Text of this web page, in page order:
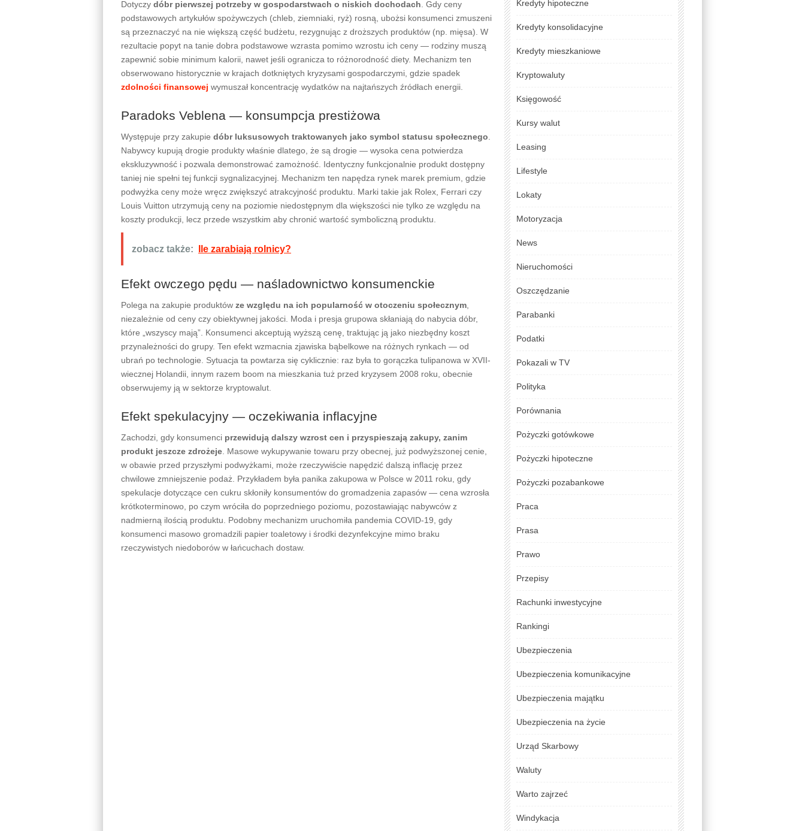
Dotyczy dóbr pierwszej potrzeby w gospodarstwach o niskich dochodach . Gdy ceny
podstawowych artykułów spożywczych (chleb, ziemniaki, ryż) rosną, ubożsi konsumenci zmuszeni
są przeznaczyć na nie większą część budżetu, rezygnując z droższych produktów (np. mięsa). W
rezultacie popyt na tanie dobra podstawowe wzrasta pomimo wzrostu ich ceny — rodziny muszą
zapewnić sobie minimum kalorii, nawet jeśli ogranicza to różnorodność diety. Mechanizm ten
obserwowano historycznie w krajach dotkniętych kryzysami gospodarczymi, gdzie spadek
zdolności finansowej wymuszał koncentrację wydatków na najtańszych źródłach energii.
Paradoks Veblena — konsumpcja prestiżowa
Występuje przy zakupie dóbr luksusowych traktowanych jako symbol statusu społecznego
Nabywcy kupują drogie produkty właśnie dlatego, że są drogie — wysoka cena potwierdza
ekskluzywność i pozwala demonstrować zamożność. Identyczny funkcjonalnie produkt dostępny
taniej nie spełni tej funkcji sygnalizacyjnej. Mechanizm ten napędza rynek marek premium, gdzie
podwyżka ceny może wręcz zwiększyć atrakcyjność produktu. Marki takie jak Rolex, Ferrari czy
Louis Vuitton utrzymują ceny na poziomie niedostępnym dla większości nie tylko ze względu na
koszty produkcji, lecz przede wszystkim aby chronić wartość symboliczną produktu.
zobacz także: Ile zarabiają rolnicy?
Efekt owczego pędu — naśladownictwo konsumenckie
Polega na zakupie produktów ze względu na ich popularność w otoczeniu społecznym
niezależnie od ceny czy obiektywnej jakości. Moda i presja grupowa skłaniają do nabycia dóbr,
które „wszyscy mają”. Konsumenci akceptują wyższą cenę, traktując ją jako niezbędny koszt
przynależności do grupy. Ten efekt wzmacnia zjawiska bąbelkowe na różnych rynkach — od
ubrań po technologie. Sytuacja ta powtarza się cyklicznie: raz była to gorączka tulipanowa w XVII-
wiecznej Holandii, innym razem boom na mieszkania tuż przed kryzysem 2008 roku, obecnie
obserwujemy ją w sektorze kryptowalut.
Efekt spekulacyjny — oczekiwania inflacyjne
Zachodzi, gdy konsumenci przewidują dalszy wzrost cen i przyspieszają zakupy, zanim
produkt jeszcze zdrożeje . Masowe wykupywanie towaru przy obecnej, już podwyższonej cenie,
w obawie przed przyszłymi podwyżkami, może rzeczywiście napędzić dalszą inflację przez
chwilowe zmniejszenie podaż. Przykładem była panika zakupowa w Polsce w 2011 roku, gdy
spekulacje dotyczące cen cukru skłoniły konsumentów do gromadzenia zapasów — cena wzrosła
krótkoterminowo, po czym wróciła do poprzedniego poziomu, pozostawiając nabywców z
nadmierną ilością produktu. Podobny mechanizm uruchomiła pandemia COVID-19, gdy
konsumenci masowo gromadzili papier toaletowy i środki dezynfekcyjne mimo braku
rzeczywistych niedoborów w łańcuchach dostaw.
Kredyty hipoteczne
Kredyty konsolidacyjne
Kredyty mieszkaniowe
Kryptowaluty
Księgowość
Kursy walut
Leasing
Lifestyle
Lokaty
Motoryzacja
News
Nieruchomości
Oszczędzanie
Parabanki
Podatki
Pokazali w TV
Polityka
Porównania
Pożyczki gotówkowe
Pożyczki hipoteczne
Pożyczki pozabankowe
Praca
Prasa
Prawo
Przepisy
Rachunki inwestycyjne
Rankingi
Ubezpieczenia
Ubezpieczenia komunikacyjne
Ubezpieczenia majątku
Ubezpieczenia na życie
Urząd Skarbowy
Waluty
Warto zajrzeć
Windykacja